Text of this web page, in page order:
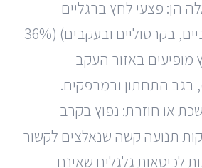
הן: פצעי לחץ ברגליים
(בעיקר בירכיים, בקרסוליים ובעקבים) (36%
באזור העקב
בגב התחתון ובמרפקים.
או חוזרת: נפוץ בקרב
תנועה קשה שנאלצים לקשור
לכיסאות גלגלים שאינם